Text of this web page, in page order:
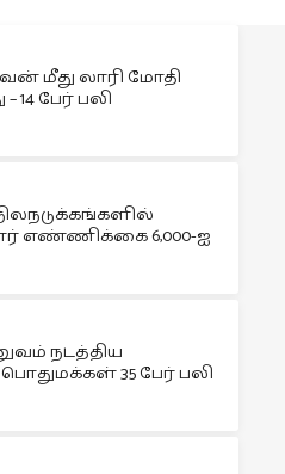
மீது லாரி மோதி
14 பேர் பலி
எண்ணிக்கை 6,000-ஐ
நடத்திய
35 பேர் பலி